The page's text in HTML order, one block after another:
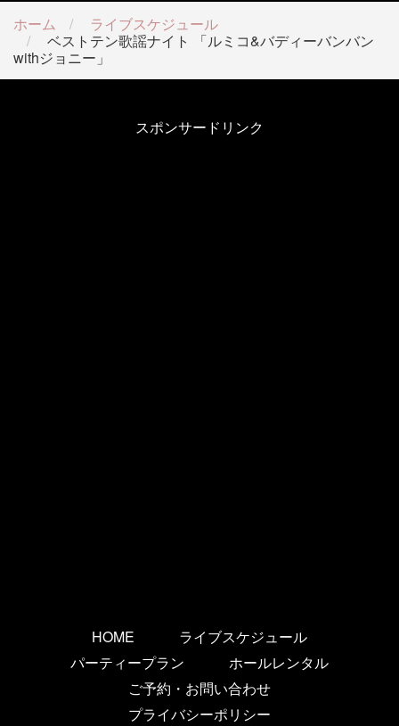
ホーム
ライブスケジュール
ベストテン歌謡ナイト 「ルミコ&バディーバンバン
withジョニー」
スポンサードリンク
HOME
ライブスケジュール
パーティープラン
ホールレンタル
ご予約・お問い合わせ
プライバシーポリシー